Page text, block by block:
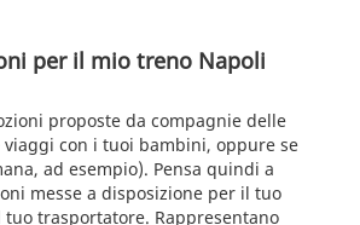
per il mio treno Napoli
proposte da compagnie delle
con i tuoi bambini, oppure se
ad esempio). Pensa quindi a
messe a disposizione per il tuo
trasportatore. Rappresentano